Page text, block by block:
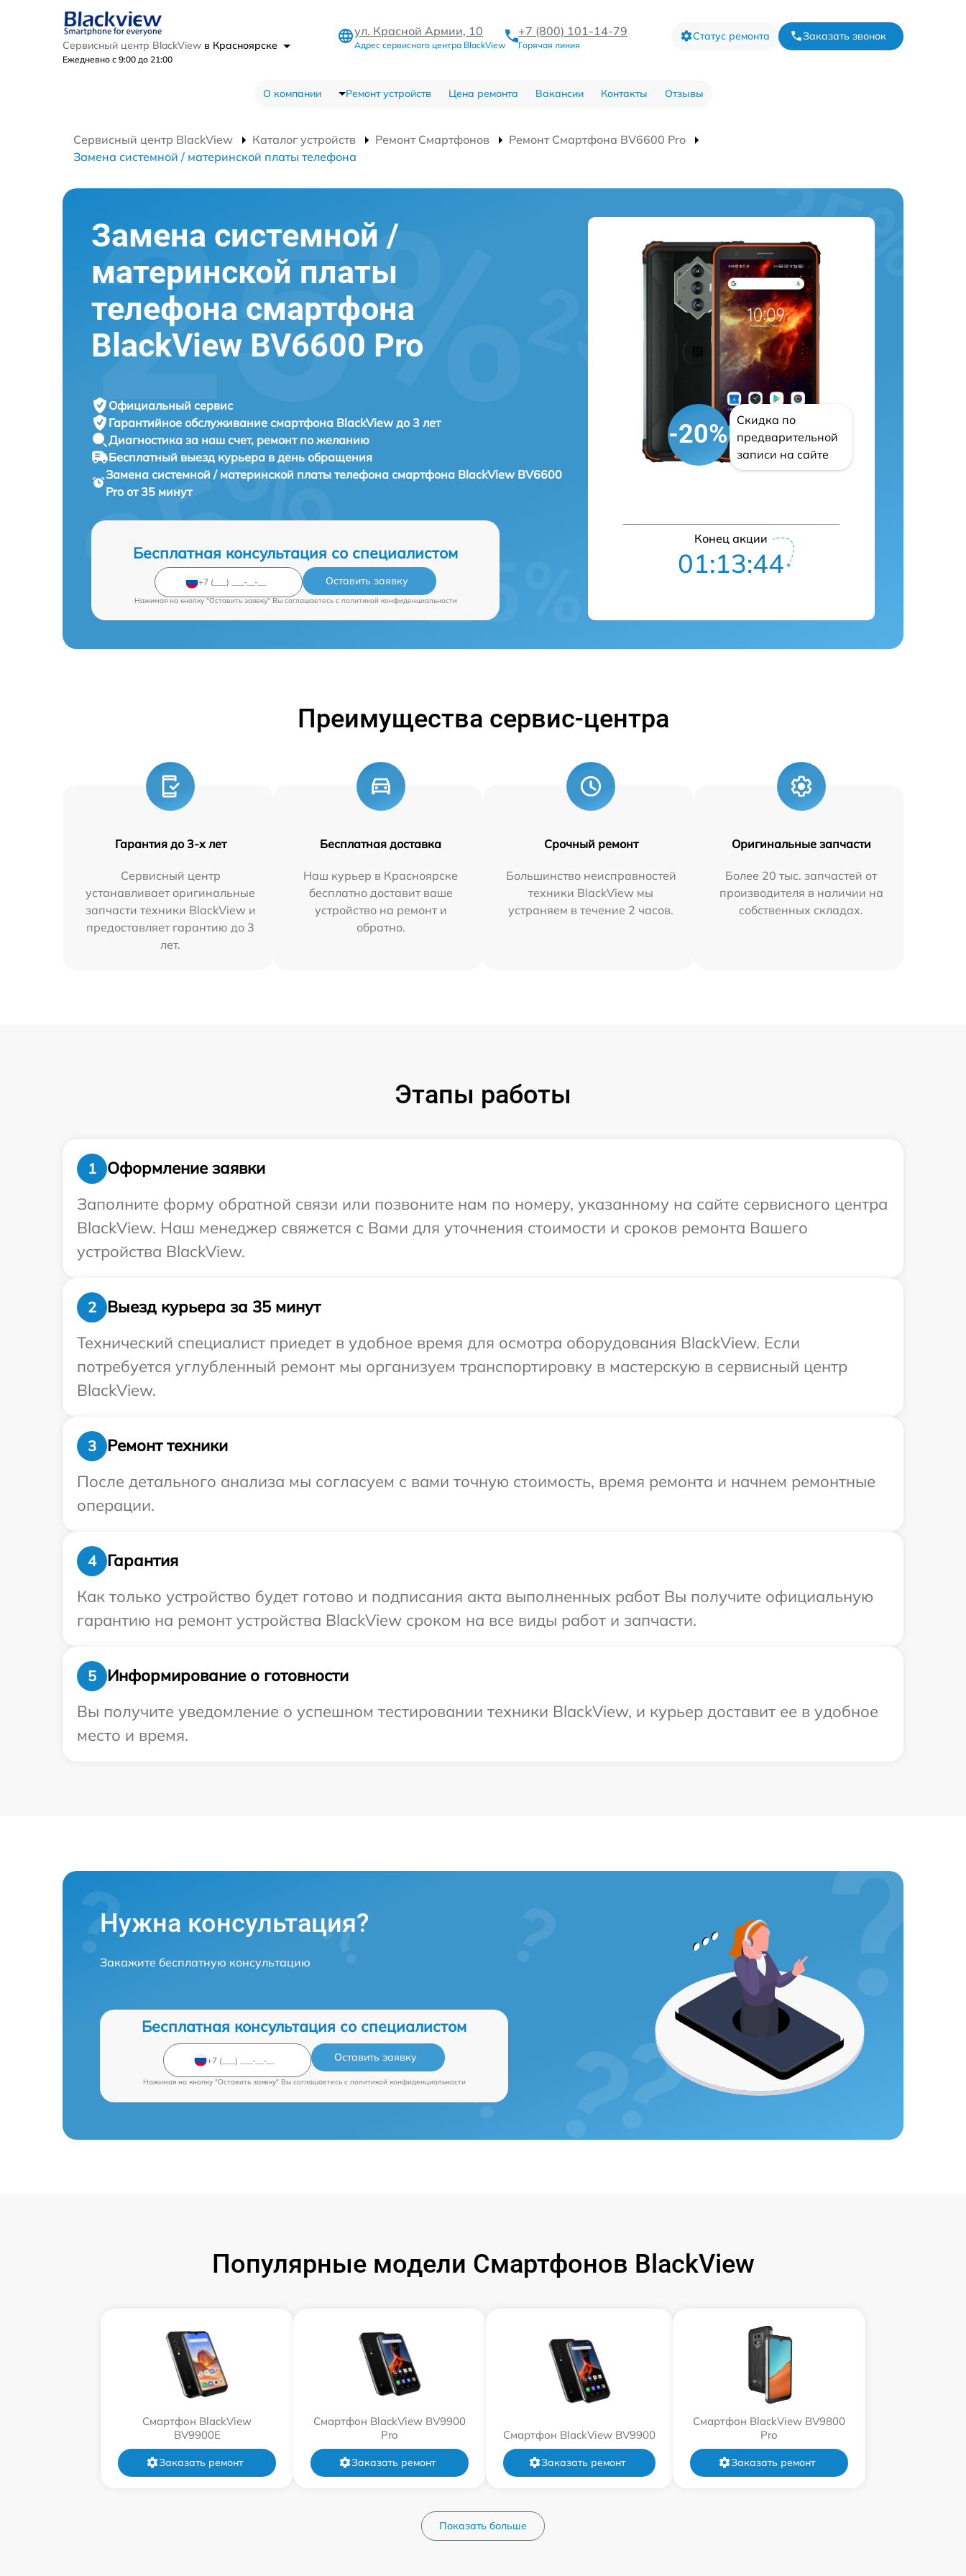
Сервисный центр BlackView в Красноярске
Ежедневно с 9:00 до 21:00
ул. Красной Армии, 10
Адрес сервисного центра BlackView
+7 (800) 101-14-79
Горячая линия
Статус ремонта Заказать звонок
О компании Ремонт устройств Цена ремонта Вакансии Контакты Отзывы
Сервисный центр BlackView Каталог устройств Ремонт Смартфонов
Ремонт Смартфона BV6600 Pro
Замена системной / материнской платы телефона
Замена системной /
материнской платы
телефона смартфона
BlackView BV6600 Pro
Официальный сервис
Гарантийное обслуживание смартфона BlackView до 3 лет
Диагностика за наш счет, ремонт по желанию
Бесплатный выезд курьера в день обращения
Замена системной / материнской платы телефона смартфона BlackView BV6600
Pro от 35 минут
Бесплатная консультация со специалистом
Оставить заявку
Нажимая на кнопку "Оставить заявку" Вы соглашаетесь c политикой конфиденциальности
-20%
Скидка по
предварительной
записи на сайте
Конец акции
01:13:43
Преимущества сервис-центра
Гарантия до 3-х лет
Сервисный центр
устанавливает оригинальные
запчасти техники BlackView и
предоставляет гарантию до 3
лет.
Бесплатная доставка
Наш курьер в Красноярске
бесплатно доставит ваше
устройство на ремонт и
обратно.
Срочный ремонт
Большинство неисправностей
техники BlackView мы
устраняем в течение 2 часов.
Оригинальные запчасти
Более 20 тыс. запчастей от
производителя в наличии на
собственных складах.
Этапы работы
1
Оформление заявки
Заполните форму обратной связи или позвоните нам по номеру, указанному на сайте сервисного центра
BlackView. Наш менеджер свяжется с Вами для уточнения стоимости и сроков ремонта Вашего
устройства BlackView.
2
Выезд курьера за 35 минут
Технический специалист приедет в удобное время для осмотра оборудования BlackView. Если
потребуется углубленный ремонт мы организуем транспортировку в мастерскую в сервисный центр
BlackView.
3
Ремонт техники
После детального анализа мы согласуем с вами точную стоимость, время ремонта и начнем ремонтные
операции.
4
Гарантия
Как только устройство будет готово и подписания акта выполненных работ Вы получите официальную
гарантию на ремонт устройства BlackView сроком на все виды работ и запчасти.
5
Информирование о готовности
Вы получите уведомление о успешном тестировании техники BlackView, и курьер доставит ее в удобное
место и время.
Нужна консультация?
Закажите бесплатную консультацию
Бесплатная консультация со специалистом
Оставить заявку
Нажимая на кнопку "Оставить заявку" Вы соглашаетесь c политикой конфиденциальности
Популярные модели Смартфонов BlackView
Смартфон BlackView
BV9900E
Заказать ремонт
Смартфон BlackView BV9900
Pro
Заказать ремонт
Смартфон BlackView BV9900
Заказать ремонт
Смартфон BlackView BV9800
Pro
Заказать ремонт
Показать больше